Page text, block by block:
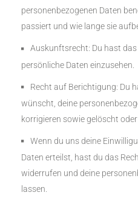
personenbezogenen Daten
passiert und wie lange sie
Auskunftsrecht: Du hast
persönliche Daten einzusehen.
Recht auf Berichtigung: Du
wünscht, deine
korrigieren sowie gelöscht
Wenn du uns deine
Daten erteilst, hast du das
widerrufen und deine
lassen.